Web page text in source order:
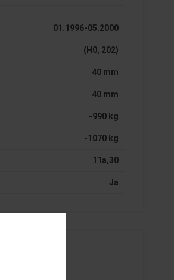
01.1996-05.2000
(H0, 202)
40 mm
40 mm
-990 kg
-1070 kg
11a,30
Ja